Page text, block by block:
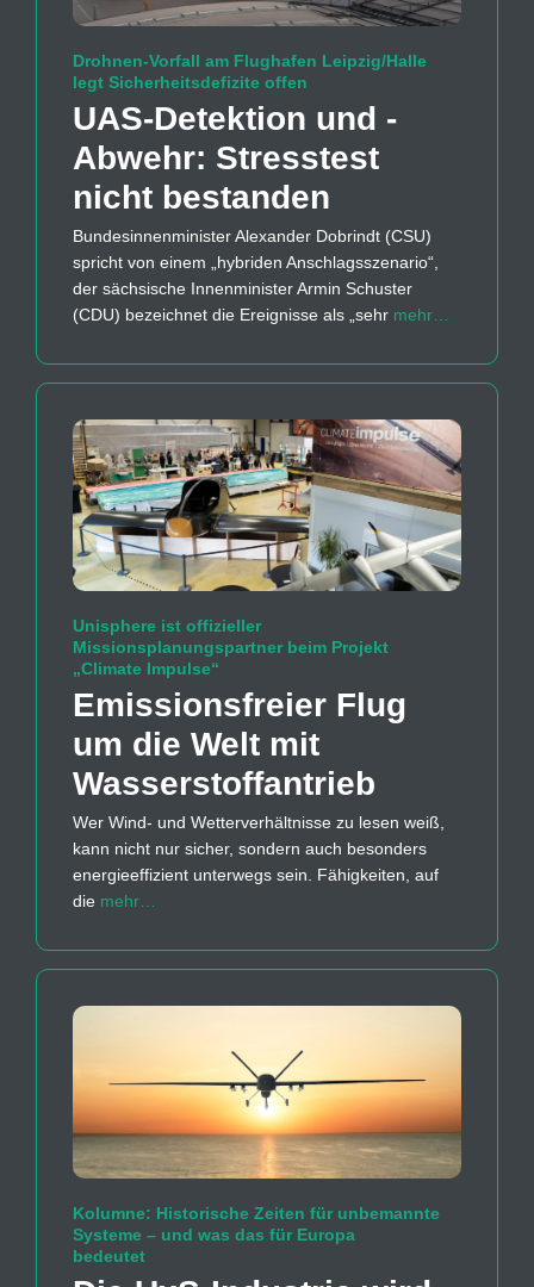
Drohnen-Vorfall am Flughafen Leipzig/Halle
legt Sicherheitsdefizite offen
UAS-Detektion und -
Abwehr: Stresstest
nicht bestanden
Bundesinnenminister Alexander Dobrindt (CSU)
spricht von einem „hybriden Anschlagsszenario“,
der sächsische Innenminister Armin Schuster
(CDU) bezeichnet die Ereignisse als „sehr mehr…
Unisphere ist offizieller
Missionsplanungspartner beim Projekt
„Climate Impulse“
Emissions­freier Flug
um die Welt mit
Wasserstoff­antrieb
Wer Wind- und Wetterverhältnisse zu lesen weiß,
kann nicht nur sicher, sondern auch besonders
energieeffizient unterwegs sein. Fähigkeiten, auf
die mehr…
Kolumne: Historische Zeiten für unbemannte
Systeme – und was das für Europa
bedeutet